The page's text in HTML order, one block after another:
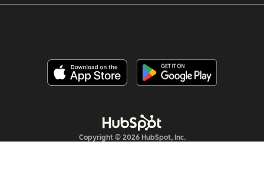
Copyright © 2026 HubSpot, Inc.